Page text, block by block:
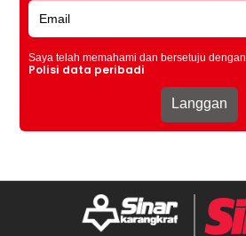
Saya telah memahami dan bersetuju dengan
Polisi data peribadi